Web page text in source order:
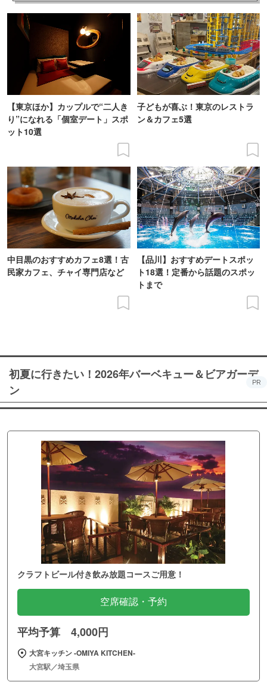
【東京ほか】カップルで“二人き
り”になれる「個室デート」スポ
ット10選
子どもが喜ぶ！東京のレストラ
ン＆カフェ5選
中目黒のおすすめカフェ8選！古
民家カフェ、チャイ専門店など
【品川】おすすめデートスポッ
ト18選！定番から話題のスポッ
トまで
初夏に行きたい！2026年バーベキュー＆ビアガーデ
ン
PR
クラフトビール付き飲み放題コースご用意！
空席確認・予約
平均予算 4,000円
大宮キッチン ‐OMIYA KITCHEN‐
大宮駅／埼玉県